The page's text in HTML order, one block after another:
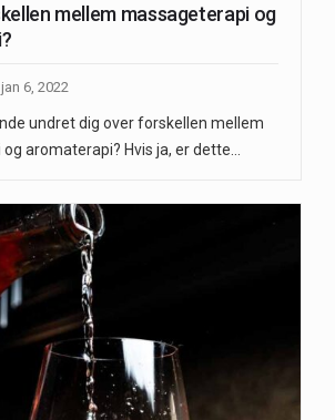
mellem massageterapi og
jan 6, 2022
undret dig over forskellen mellem
aromaterapi? Hvis ja, er dette…